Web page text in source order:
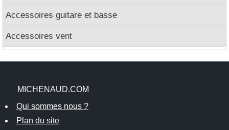
Accessoires guitare et basse
Accessoires vent
MICHENAUD.COM
Qui sommes nous ?
Plan du site